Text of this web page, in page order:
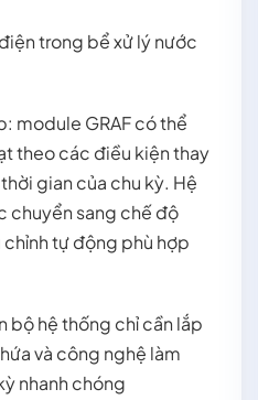
trong bể xử lý nước
module GRAF có thể
theo các điều kiện thay
gian của chu kỳ. Hệ
chuyển sang chế độ
tự động phù hợp
bộ hệ thống chỉ cần lắp
và công nghệ làm
nhanh chóng